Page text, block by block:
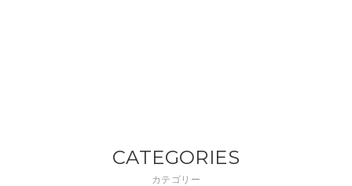
CATEGORIES
カテゴリー